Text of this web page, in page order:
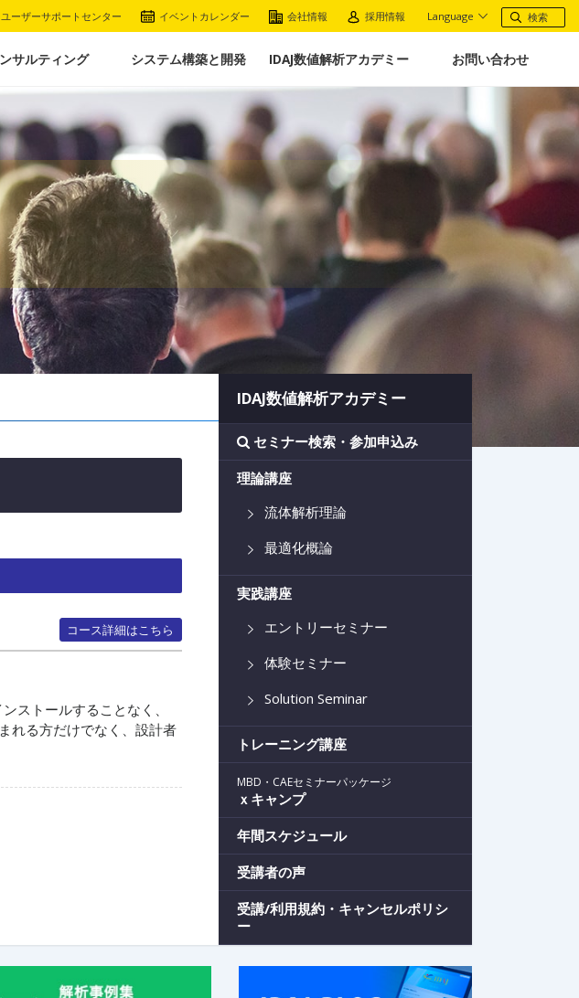
ユーザーサポートセンター イベントカレンダー 会社情報 採用情報 Language
サルティング システム構築と開発 IDAJ数値解析アカデミー お問い合わせ
コース詳細はこちら
ストールすることなく、
れる方だけでなく、設計者
IDAJ数値解析アカデミー
セミナー検索・参加申込み
理論講座
流体解析理論
最適化概論
実践講座
エントリーセミナー
体験セミナー
Solution Seminar
トレーニング講座
MBD・CAEセミナーパッケージ
ｘキャンプ
年間スケジュール
受講者の声
受講/利用規約・キャンセルポリシ
ー